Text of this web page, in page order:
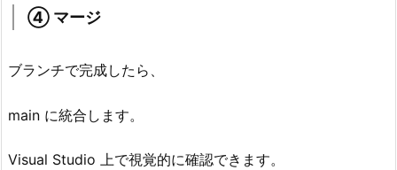
8.
後
④ マージ
ブランチで完成したら、
main に統合します。
Visual Studio 上で視覚的に確認できます。